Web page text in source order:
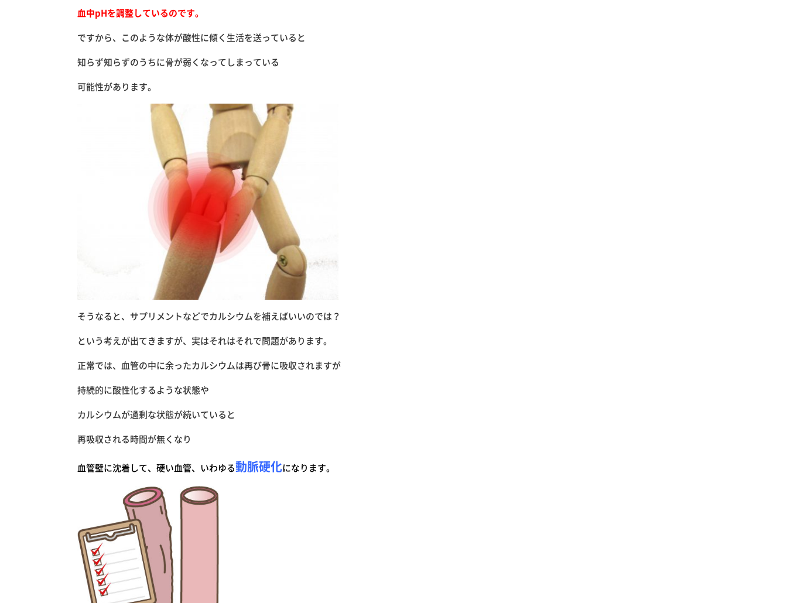
血中pHを調整しているのです。
ですから、このような体が酸性に傾く生活を送っていると
知らず知らずのうちに骨が弱くなってしまっている
可能性があります。
そうなると、サプリメントなどでカルシウムを補えばいいのでは？
という考えが出てきますが、実はそれはそれで問題があります。
正常では、血管の中に余ったカルシウムは再び骨に吸収されますが
持続的に酸性化するような状態や
カルシウムが過剰な状態が続いていると
再吸収される時間が無くなり
血管壁に沈着して、硬い血管、いわゆる動脈硬化になります。